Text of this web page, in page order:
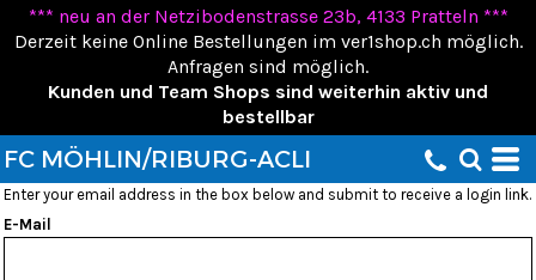
*** neu an der Netzibodenstrasse 23b, 4133 Pratteln ***
Derzeit keine Online Bestellungen im ver1shop.ch möglich.
Anfragen sind möglich.
Kunden und Team Shops sind weiterhin aktiv und
bestellbar
FC MÖHLIN/RIBURG-ACLI
Enter your email address in the box below and submit to receive a login link.
E-Mail